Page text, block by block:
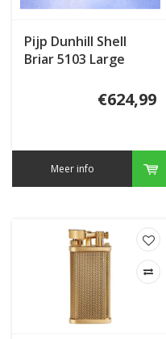
Pijp Dunhill Shell
Briar 5103 Large
€624,99
Meer info